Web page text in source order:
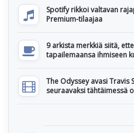
Spotify rikkoi valtavan
Premium-tilaajaa
9 arkista merkkiä siitä,
tapailemaansa ihmiseen
The Odyssey avasi Travis
seuraavaksi tähtäimessä